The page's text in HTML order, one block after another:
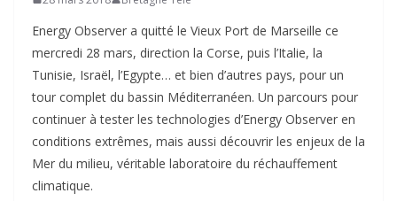
Energy Observer a quitté le Vieux Port de Marseille ce
mercredi 28 mars, direction la Corse, puis l’Italie, la
Tunisie, Israël, l’Egypte… et bien d’autres pays, pour un
tour complet du bassin Méditerranéen. Un parcours pour
continuer à tester les technologies d’Energy Observer en
conditions extrêmes, mais aussi découvrir les enjeux de la
Mer du milieu, véritable laboratoire du réchauffement
climatique.